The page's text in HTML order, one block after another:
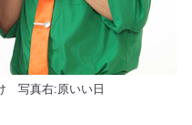
写真右:原いい日